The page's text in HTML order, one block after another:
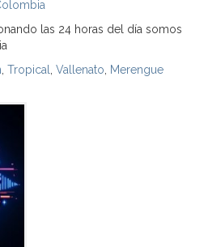
las 24 horas del día somos
Tropical Vallenato Merengue